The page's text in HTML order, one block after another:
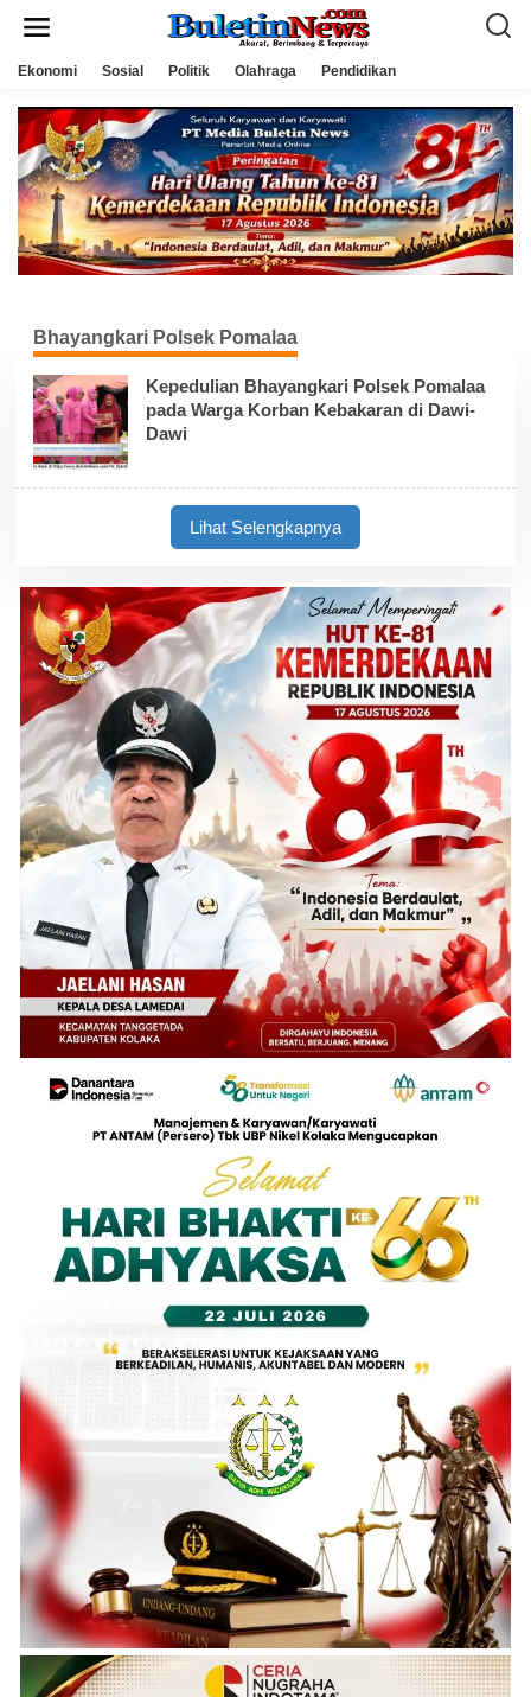
Ekonomi Sosial Politik Olahraga Pendidikan
Bhayangkari Polsek Pomalaa
Kepedulian Bhayangkari Polsek Pomalaa
pada Warga Korban Kebakaran di Dawi-
Dawi
Lihat Selengkapnya